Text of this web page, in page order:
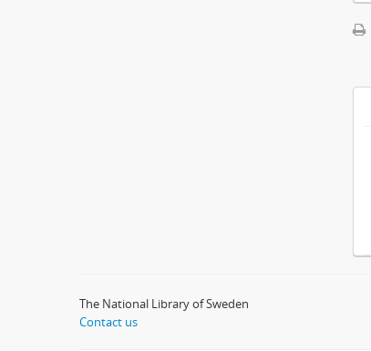
The National Library of Sweden
Contact us